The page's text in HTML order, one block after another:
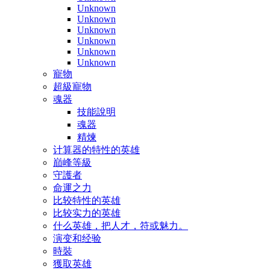
Unknown
Unknown
Unknown
Unknown
Unknown
Unknown
寵物
超級寵物
魂器
技能說明
魂器
精煉
计算器的特性的英雄
巔峰等級
守護者
命運之力
比较特性的英雄
比较实力的英雄
什么英雄，把人才，符或魅力。
演变和经验
時裝
獲取英雄